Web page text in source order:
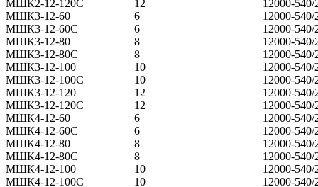
МШК2-12-120С 12
12000-540/
МШК3-12-60
6
12000-540/
МШК3-12-60С
6
12000-540/
МШК3-12-80
8
12000-540/
МШК3-12-80С
8
12000-540/
МШК3-12-100
10
12000-540/
МШК3-12-100С
10
12000-540/
МШК3-12-120
12
12000-540/
МШК3-12-120С
12
12000-540/
МШК4-12-60
6
12000-540/
МШК4-12-60С
6
12000-540/
МШК4-12-80
8
12000-540/
МШК4-12-80С
8
12000-540/
МШК4-12-100
10
12000-540/
МШК4-12-100С
10
12000-540/